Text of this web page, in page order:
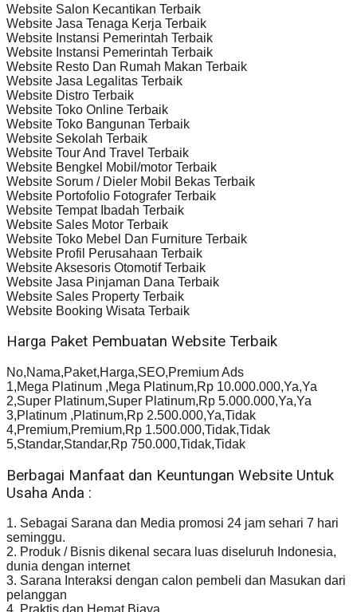
Website Salon Kecantikan Terbaik
Website Jasa Tenaga Kerja Terbaik
Website Instansi Pemerintah Terbaik
Website Instansi Pemerintah Terbaik
Website Resto Dan Rumah Makan Terbaik
Website Jasa Legalitas Terbaik
Website Distro Terbaik
Website Toko Online Terbaik
Website Toko Bangunan Terbaik
Website Sekolah Terbaik
Website Tour And Travel Terbaik
Website Bengkel Mobil/motor Terbaik
Website Sorum / Dieler Mobil Bekas Terbaik
Website Portofolio Fotografer Terbaik
Website Tempat Ibadah Terbaik
Website Sales Motor Terbaik
Website Toko Mebel Dan Furniture Terbaik
Website Profil Perusahaan Terbaik
Website Aksesoris Otomotif Terbaik
Website Jasa Pinjaman Dana Terbaik
Website Sales Property Terbaik
Website Booking Wisata Terbaik
Harga Paket Pembuatan Website Terbaik
No,Nama,Paket,Harga,SEO,Premium Ads
1,Mega Platinum ,Mega Platinum,Rp 10.000.000,Ya,Ya
2,Super Platinum,Super Platinum,Rp 5.000.000,Ya,Ya
3,Platinum ,Platinum,Rp 2.500.000,Ya,Tidak
4,Premium,Premium,Rp 1.500.000,Tidak,Tidak
5,Standar,Standar,Rp 750.000,Tidak,Tidak
Berbagai Manfaat dan Keuntungan Website Untuk
Usaha Anda :
1. Sebagai Sarana dan Media promosi 24 jam sehari 7 hari
seminggu.
2. Produk / Bisnis dikenal secara luas diseluruh Indonesia,
dunia dengan internet
3. Sarana Interaksi dengan calon pembeli dan Masukan dari
pelanggan